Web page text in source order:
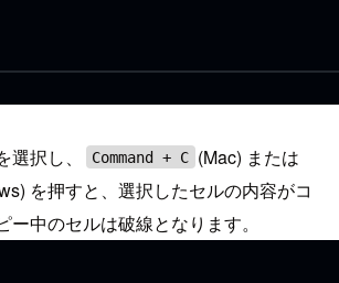
択し、 Command + C (Mac) または
を押すと、選択したセルの内容がコ
ー中のセルは破線となります。